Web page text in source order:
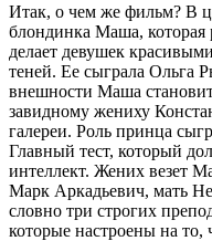
Итак, о чем же фильм? В
блондинка Маша, которая
делает девушек
теней. Ее сыграла Ольга
внешности Маша
завидному жениху
галереи. Роль принца
Главный тест, который
интеллект. Жених везет
Марк Аркадьевич, мать
словно три строгих
которые настроены на то,